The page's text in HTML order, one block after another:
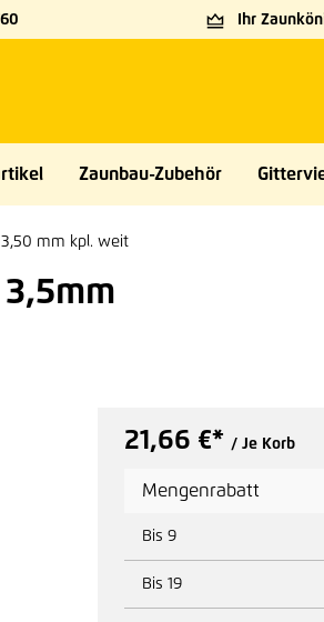
Ihr
Zaunbau-Zubehör
mm kpl. weit
21,66 €* / Je Korb
Mengenrabatt
Bis 9
Bis 19